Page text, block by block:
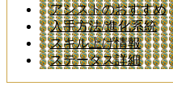
アシストのおすすめ
入手方法/進化系統
スキル上げ情報
ステータス詳細